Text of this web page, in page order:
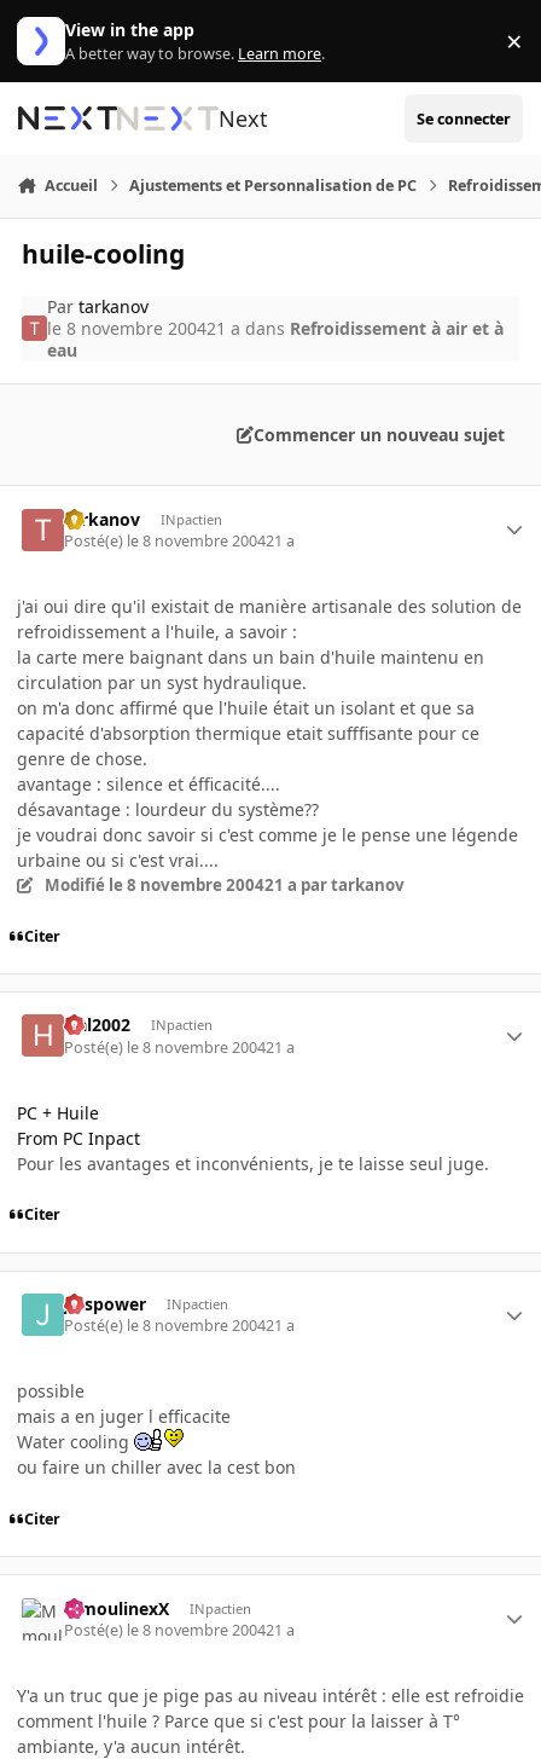
Aller au contenu
View in the app
A better way to browse. Learn more. ×
Next Se connecter
Accueil Ajustements et Personnalisation de PC
huile-cooling
Partarkanov
le 8 novembre 200421 a dans Refroidissement à air et à
eau
Commencer un nouveau sujet
tarkanov INpactien
Posté(e) le 8 novembre 200421 a
j'ai oui dire qu'il existait de manière artisanale des solution de
refroidissement a l'huile, a savoir :
la carte mere baignant dans un bain d'huile maintenu en
circulation par un syst hydraulique.
on m'a donc affirmé que l'huile était un isolant et que sa
capacité d'absorption thermique etait sufffisante pour ce
genre de chose.
avantage : silence et éfficacité....
désavantage : lourdeur du système??
je voudrai donc savoir si c'est comme je le pense une légende
urbaine ou si c'est vrai....
Modifié le 8 novembre 200421 a par tarkanov
Citer
Hal2002 INpactien
Posté(e) le 8 novembre 200421 a
PC + Huile
From PC Inpact
Pour les avantages et inconvénients, je te laisse seul juge.
Citer
julspower INpactien
Posté(e) le 8 novembre 200421 a
possible
mais a en juger l efficacite
Water cooling
ou faire un chiller avec la cest bon
Citer
MmoulinexX INpactien
Posté(e) le 8 novembre 200421 a
Y'a un truc que je pige pas au niveau intérêt : elle est refroidie
comment l'huile ? Parce que si c'est pour la laisser à T°
ambiante, y'a aucun intérêt.